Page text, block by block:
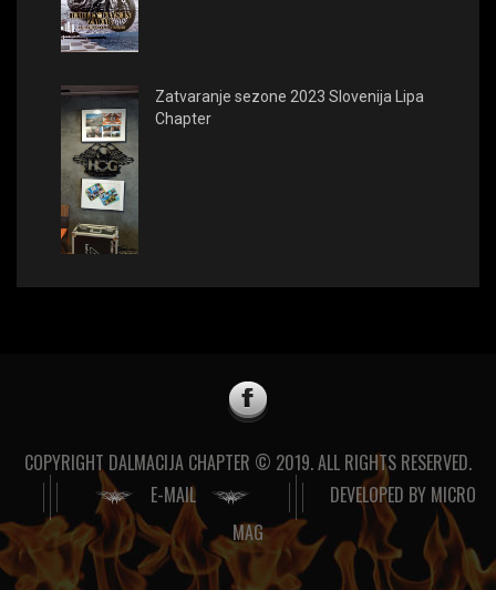
Zatvaranje sezone 2023 Slovenija Lipa
Chapter
COPYRIGHT DALMACIJA CHAPTER © 2019. ALL RIGHTS RESERVED.
E-MAIL
DEVELOPED BY MICRO
MAG